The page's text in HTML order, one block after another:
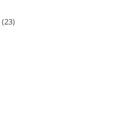
(23)